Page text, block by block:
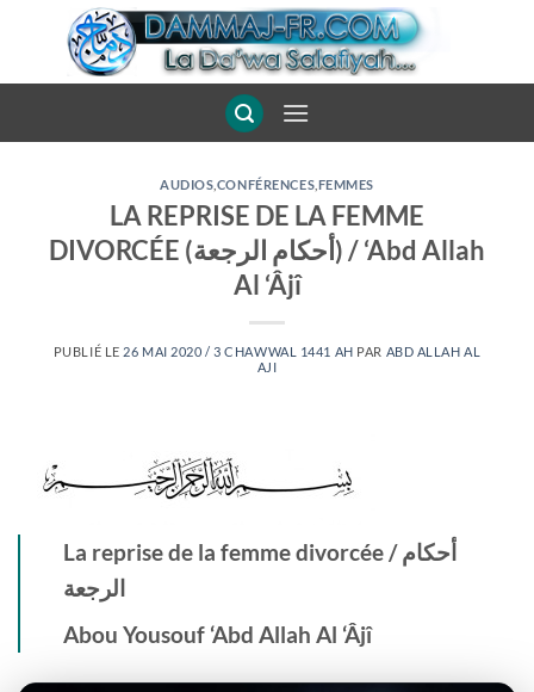
AUDIOS CONFÉRENCES FEMMES
LA REPRISE DE LA FEMME
DIVORCÉE (أحكام الرجعة) / ‘Abd Allah
Al ‘Âjî
PUBLIÉ LE 26 MAI 2020 / 3 CHAWWAL 1441 AH PAR ABD ALLAH AL
AJI
La reprise de la femme divorcée / أحكام
الرجعة
Abou Yousouf ‘Abd Allah Al ‘Âjî